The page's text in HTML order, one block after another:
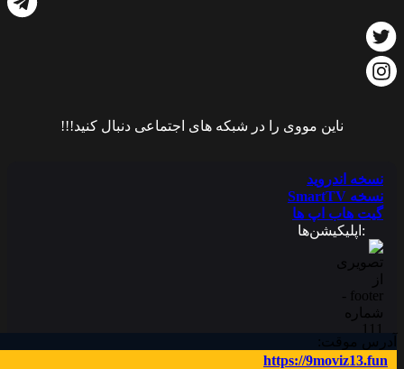
آدرس موقت:
https://9moviz13.fun
ناین مووی را در شبکه های اجتماعی دنبال کنید!!!
نسخه اندروید
نسخه SmartTV
گیت هاب اپ ها
:اپلیکیشن‌ها